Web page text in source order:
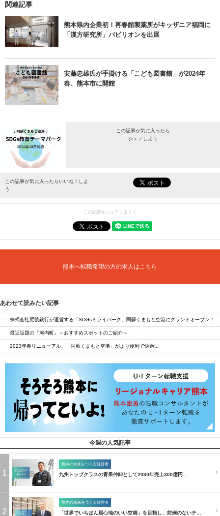
関連記事
熊本県内企業初！再春館製薬所がキッザニア福岡に
「漢方研究所」パビリオンを出展
安藤忠雄氏が手掛ける「こども図書館」が2024年
春、熊本市に開館
この記事が気に入ったら
シェアしよう
最新情報をお届けします。
この記事が気に入ったらいいね！しよ
う
この記事をシェアしよう！
熊本へ転職希望の方の求人はこちら
あわせて読みたい記事
株式会社肥後銀行が運営する「SDGsミライパーク」阿蘇くまもと空港にグランドオープン！
最近話題の「河内町」～おすすめスポットのご紹介～
2023年春リニューアル、「阿蘇くまもと空港」がより便利で快適に
今週の人気記事
1
熊本の未来をつくる経営者
九州トップクラスの青果仲卸として2030年売上300億円…
2
熊本の未来をつくる経営者
「世界でいちばん居心地のいい空港」を目指し、前例のないチ…